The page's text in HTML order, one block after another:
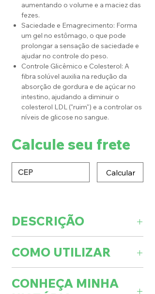
aumentando o volume e a maciez das
fezes.
Saciedade e Emagrecimento: Forma
um gel no estômago, o que pode
prolongar a sensação de saciedade e
ajudar no controle do peso.
Controle Glicêmico e Colesterol: A
fibra solúvel auxilia na redução da
absorção de gordura e de açúcar no
intestino, ajudando a diminuir o
colesterol LDL ("ruim") e a controlar os
níveis de glicose no sangue.
Calcule seu frete
Calcular
DESCRIÇÃO
100 g.
NOME CIENTÍFICO Goma Xantana
Não contém glúten.
Após aberta a embalagem manter
COMO UTILIZAR
ser ingrediente de sucos e vitaminas
CONHEÇA MINHA